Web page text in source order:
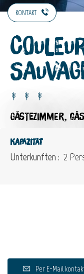
KONTAKT
GÄSTEZIMMER,
Kapazität
Unterkunften : 2
Per E-Mail